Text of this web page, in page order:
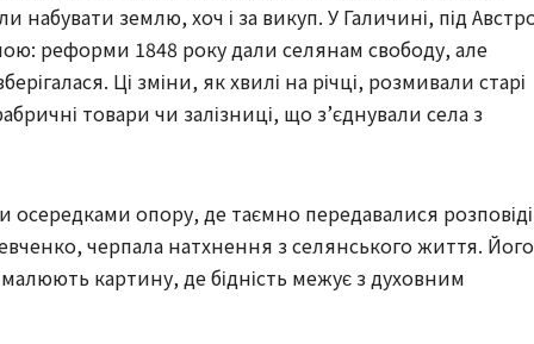
набувати землю, хоч і за викуп. У Галичині, під
реформи 1848 року дали селянам свободу, але
Ці зміни, як хвилі на річці, розмивали старі
товари чи залізниці, що з’єднували села з
осередками опору, де таємно передавалися розповіді
черпала натхнення з селянського життя. Його
картину, де бідність межує з духовним